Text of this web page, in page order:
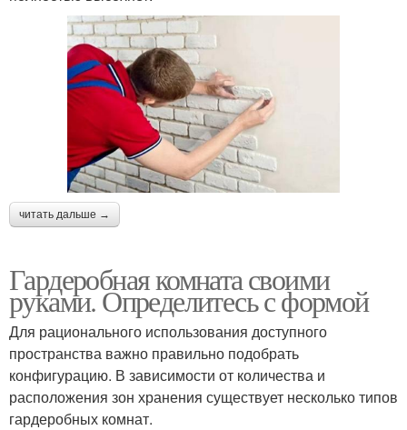
читать дальше →
Гардеробная комната своими
руками. Определитесь с формой
Для рационального использования доступного
пространства важно правильно подобрать
конфигурацию. В зависимости от количества и
расположения зон хранения существует несколько типов
гардеробных комнат.